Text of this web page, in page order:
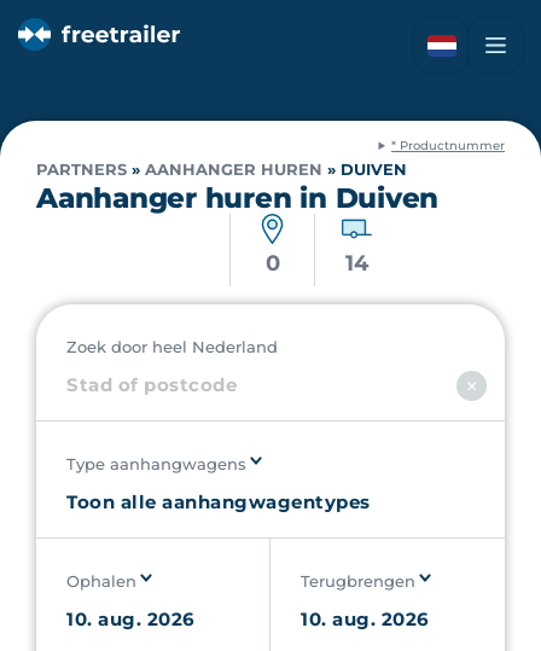
* Productnummer
PARTNERS » AANHANGER HUREN » DUIVEN
Aanhanger huren in Duiven
0 14
Zoek door heel Nederland
Type aanhangwagens
Ophalen Terugbrengen